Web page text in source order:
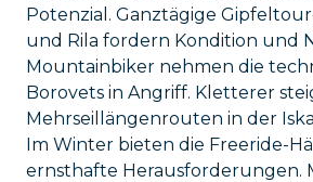
Potenzial. Ganztägige
und Rila fordern Kondition und
Mountainbiker nehmen die
Borovets in Angriff. Kletterer
Mehrseillängenrouten in der
Im Winter bieten die Freeride-
ernsthafte Herausforderungen.